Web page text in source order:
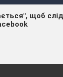
щоб